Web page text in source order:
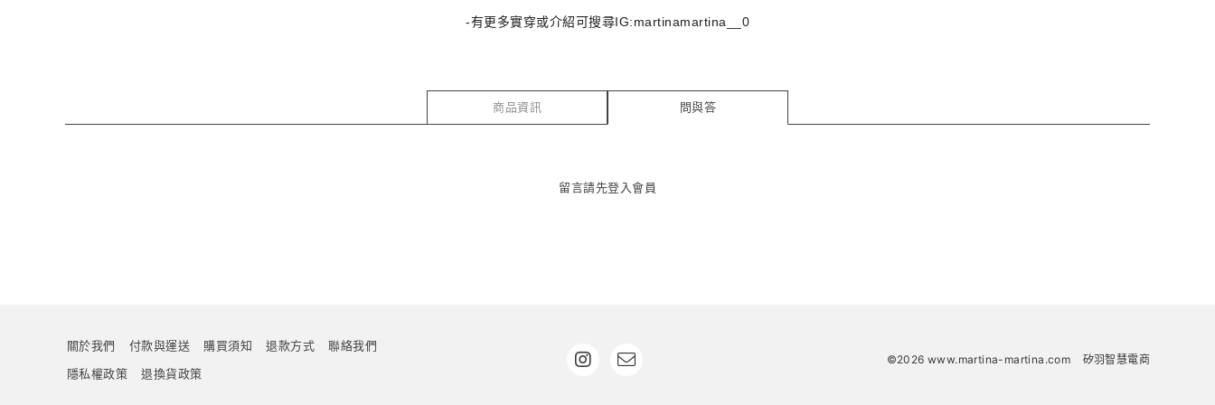
-有更多實穿或介紹可搜尋IG:martinamartina__0
商品資訊 問與答
留言請先登入會員
關於我們 付款與運送 購買須知 退款方式
聯絡我們
隱私權政策
退換貨政策
©2026 www.martina-martina.com 矽羽智慧電商